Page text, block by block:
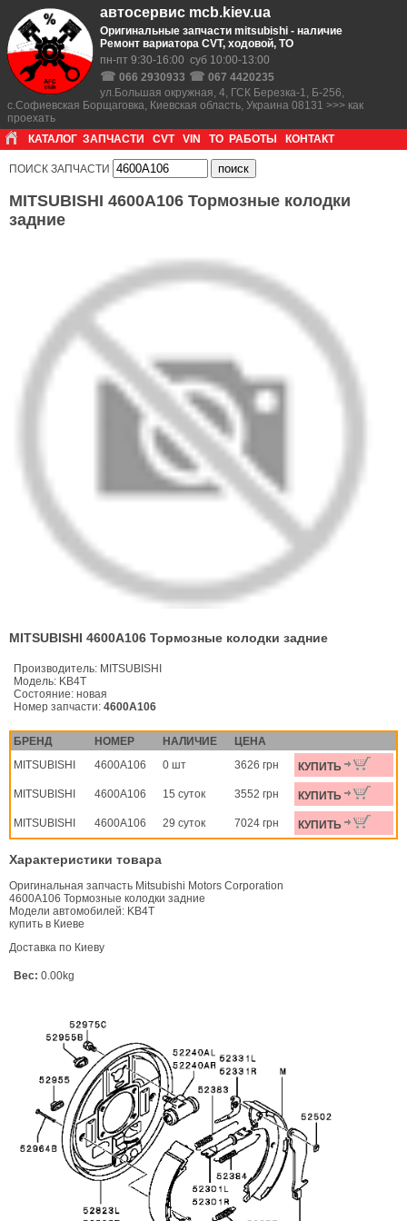
автосервис mcb.kiev.ua
Оригинальные запчасти mitsubishi - наличие
Ремонт вариатора CVT, ходовой, ТО
пн-пт 9:30-16:00 суб 10:00-13:00
☎ 066 2930933 ☎ 067 4420235
ул.Большая окружная, 4, ГСК Березка-1, Б-256,
с.Софиевская Борщаговка, Киевская область, Украина 08131 >>> как
проехать
КАТАЛОГ ЗАПЧАСТИ CVT VIN ТО РАБОТЫ КОНТАКТ
ПОИСК ЗАПЧАСТИ
MITSUBISHI 4600A106 Тормозные колодки
задние
MITSUBISHI 4600A106 Тормозные колодки задние
Производитель: MITSUBISHI
Модель: KB4T
Состояние: новая
Номер запчасти: 4600A106
БРЕНД НОМЕР НАЛИЧИЕ
ЦЕНА
MITSUBISHI
4600A106 0 шт 3626 грн КУПИТЬ
MITSUBISHI 4600A106 15 суток 3552 грн КУПИТЬ
MITSUBISHI 4600A106 29 суток 7024 грн КУПИТЬ
Характеристики товара
Оригинальная запчасть Mitsubishi Motors Corporation
4600A106 Тормозные колодки задние
Модели автомобилей: KB4T
купить в Киеве
Доставка по Киеву
Вес: 0.00kg